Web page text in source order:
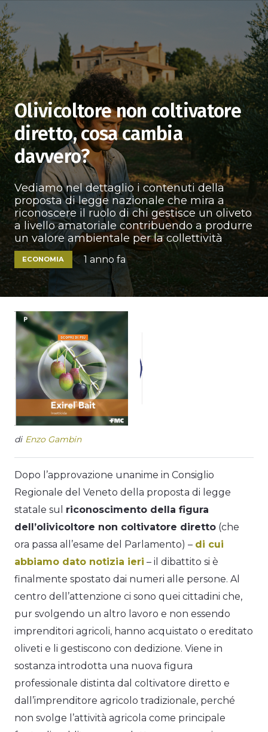
Olivicoltore non coltivatore
diretto, cosa cambia
davvero?
Vediamo nel dettaglio i contenuti della
proposta di legge nazionale che mira a
riconoscere il ruolo di chi gestisce un oliveto
a livello amatoriale contribuendo a produrre
un valore ambientale per la collettività
ECONOMIA 1 anno fa
di Enzo Gambin
Dopo l’approvazione unanime in Consiglio
Regionale del Veneto della proposta di legge
statale sul riconoscimento della figura
dell’olivicoltore non coltivatore diretto (che
ora passa all’esame del Parlamento) – di cui
abbiamo dato notizia ieri – il dibattito si è
finalmente spostato dai numeri alle persone. Al
centro dell’attenzione ci sono quei cittadini che,
pur svolgendo un altro lavoro e non essendo
imprenditori agricoli, hanno acquistato o ereditato
oliveti e li gestiscono con dedizione. Viene in
sostanza introdotta una nuova figura
professionale distinta dal coltivatore diretto e
dall’imprenditore agricolo tradizionale, perché
non svolge l’attività agricola come principale